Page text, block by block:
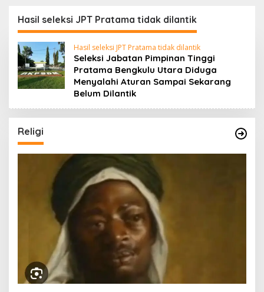
Buka Raflesia Kemumu
Festival
Haji Dengan Penuh
Rasa Syukur
Hasil seleksi JPT Pratama tidak dilantik
Hasil seleksi JPT Pratama tidak dilantik
Seleksi Jabatan Pimpinan Tinggi
Pratama Bengkulu Utara Diduga
Menyalahi Aturan Sampai Sekarang
Belum Dilantik
Religi